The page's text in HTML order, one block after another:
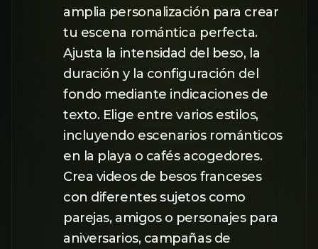
amplia personalización para crear
tu escena romántica perfecta.
Ajusta la intensidad del beso, la
duración y la configuración del
fondo mediante indicaciones de
texto. Elige entre varios estilos,
incluyendo escenarios románticos
en la playa o cafés acogedores.
Crea videos de besos franceses
con diferentes sujetos como
parejas, amigos o personajes para
aniversarios, campañas de